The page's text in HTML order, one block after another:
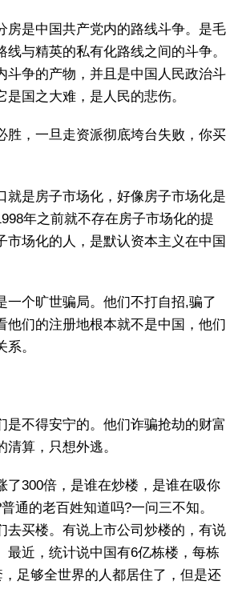
房是中国共产党内的路线斗争。是毛
线与精英的私有化路线之间的斗争。
斗争的产物，并且是中国人民政治斗
是国之大难，是人民的悲伤。
胜，一旦走资派彻底垮台失败，你买
就是房子市场化，好像房子市场化是
年之前就不存在房子市场化的提
市场化的人，是默认资本主义在中国
一个旷世骗局。他们不打自招,骗了
他们的注册地根本就不是中国，他们
。
是不得安宁的。他们诈骗抢劫的财富
算，只想外逃。
了300倍，是谁在炒楼，是谁在吸你
通的老百姓知道吗?一问三不知。
去买楼。有说上市公司炒楼的，有说
最近，统计说中国有6亿栋楼，每栋
足够全世界的人都居住了，但是还